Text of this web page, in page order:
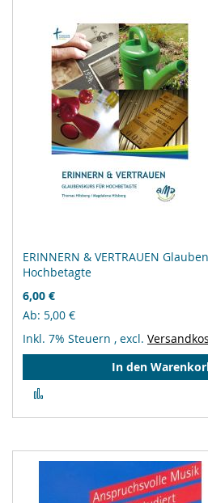
ERINNERN & VERTRAUEN
Hochbetagte
6,00 €
Ab 5,00 €
Inkl. 7% Steuern , excl.
In den
hinzufügen